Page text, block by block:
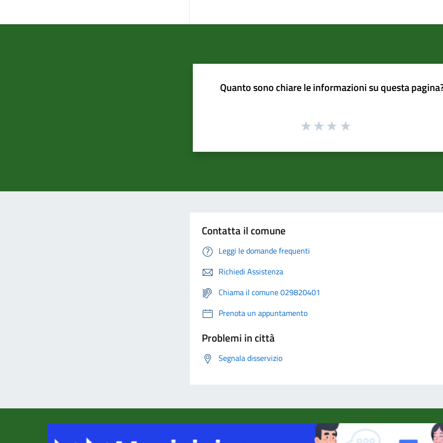
Quanto sono chiare le informazioni su questa
Contatta il comune
Leggi le domande frequenti
Richiedi Assistenza
Chiama il comune 029820401
Prenota un appuntamento
Problemi in città
Segnala disservizio